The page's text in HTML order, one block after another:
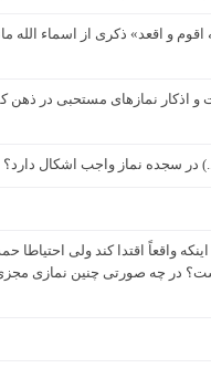
و اقعد» ذکری از اسماء الله
اقامه در ذهن از اذان و اقامه نماز کفایت می‌کند؟ 2.آیا قرائت و اذکار نمازهای
در سجده نماز واجب اشکال دارد؟
واقعاً اقتدا کند ولی احتیاطا
در چه صورتی چنین نمازی